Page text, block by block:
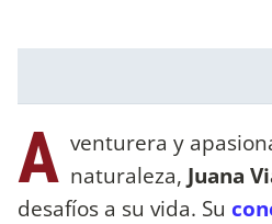
A venturera y
naturaleza, Juana
desafíos a su vida. Su